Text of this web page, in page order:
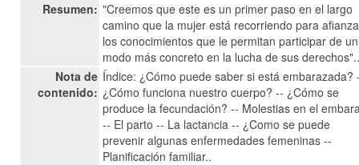
Resumen: "Creemos que este es un primer paso en el largo
camino que la mujer está recorriendo para
los conocimientos que le permitan participar de un
modo más concreto en la lucha de sus
Nota de
contenido:
Índice: ¿Cómo puede saber si está embarazada?
¿Cómo funciona nuestro cuerpo? -- ¿Cómo se
produce la fecundación? -- Molestias en el
-- El parto -- La lactancia -- ¿Como se puede
prevenir algunas enfermedades femeninas --
Planificación familiar..